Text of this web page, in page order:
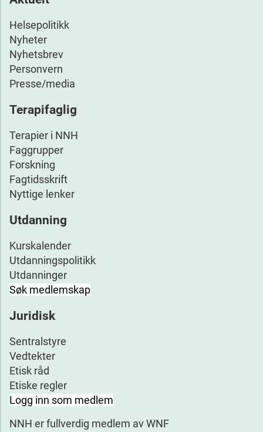
Helsepolitikk
Nyheter
Nyhetsbrev
Personvern
Presse/media
Terapifaglig
Terapier i NNH
Faggrupper
Forskning
Fagtidsskrift
Nyttige lenker
Utdanning
Kurskalender
Utdanningspolitikk
Utdanninger
Søk medlemskap
Juridisk
Sentralstyre
Vedtekter
Etisk råd
Etiske regler
Logg inn som medlem
NNH er fullverdig medlem av WNF